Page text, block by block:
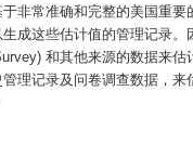
估
计
非常准确和完整的美国重
成这些估计值的管理记录
和其他来源的数据来
理记录及问卷调查数据，